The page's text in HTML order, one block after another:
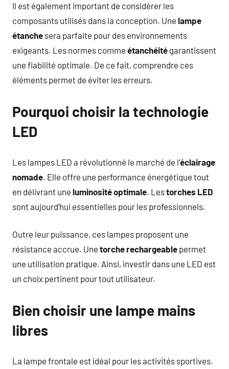
Il est également important de considérer les
composants utilisés dans la conception. Une lampe
étanche sera parfaite pour des environnements
exigeants. Les normes comme étanchéité garantissent
une fiabilité optimale. De ce fait, comprendre ces
éléments permet de éviter les erreurs.
Pourquoi choisir la technologie
LED
Les lampes LED a révolutionné le marché de l’éclairage
nomade. Elle offre une performance énergétique tout
en délivrant une luminosité optimale. Lestorches LED
sont aujourd’hui essentielles pour les professionnels.
Outre leur puissance, ces lampes proposent une
résistance accrue. Une torche rechargeable permet
une utilisation pratique. Ainsi, investir dans une LED est
un choix pertinent pour tout utilisateur.
Bien choisir une lampe mains
libres
La lampe frontale est idéal pour les activités sportives.